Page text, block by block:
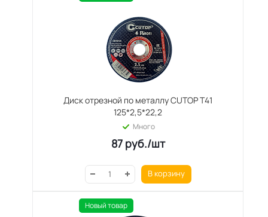
Диск отрезной по металлу CUTOP T41
125*2,5*22,2
Много
87руб./шт
В корзину
Новый товар